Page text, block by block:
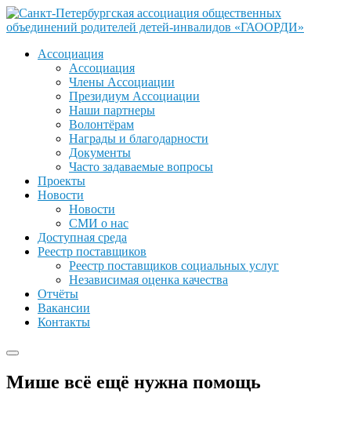
Ассоциация
Ассоциация
Члены Ассоциации
Президиум Ассоциации
Наши партнеры
Волонтёрам
Награды и благодарности
Документы
Часто задаваемые вопросы
Проекты
Новости
Новости
СМИ о нас
Доступная среда
Реестр поставщиков
Реестр поставщиков социальных услуг
Независимая оценка качества
Отчёты
Вакансии
Контакты
Мише всё ещё нужна помощь